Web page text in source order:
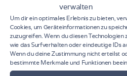
verwalten
Um dir ein optimales Erlebnis zu bieten,
Cookies, um Geräteinformationen zu
zuzugreifen. Wenn du diesen
wie das Surfverhalten oder eindeutige IDs
Wenn du deine Zustimmung nicht erteilst
bestimmte Merkmale und Funktionen
UNTERSTÜTZEN